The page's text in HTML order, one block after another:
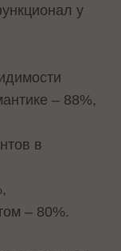
у
– 88%,
в
– 80%.